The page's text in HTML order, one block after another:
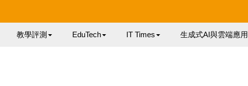
教學評測 EduTech IT Times 生成式AI與雲端應用